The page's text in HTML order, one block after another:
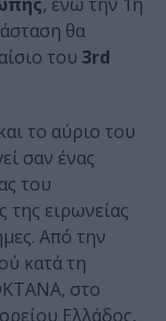
θα
του 3rd
το αύριο του
σαν ένας
του
της ειρωνείας
Από την
κατά τη
στο
Ελλάδος,